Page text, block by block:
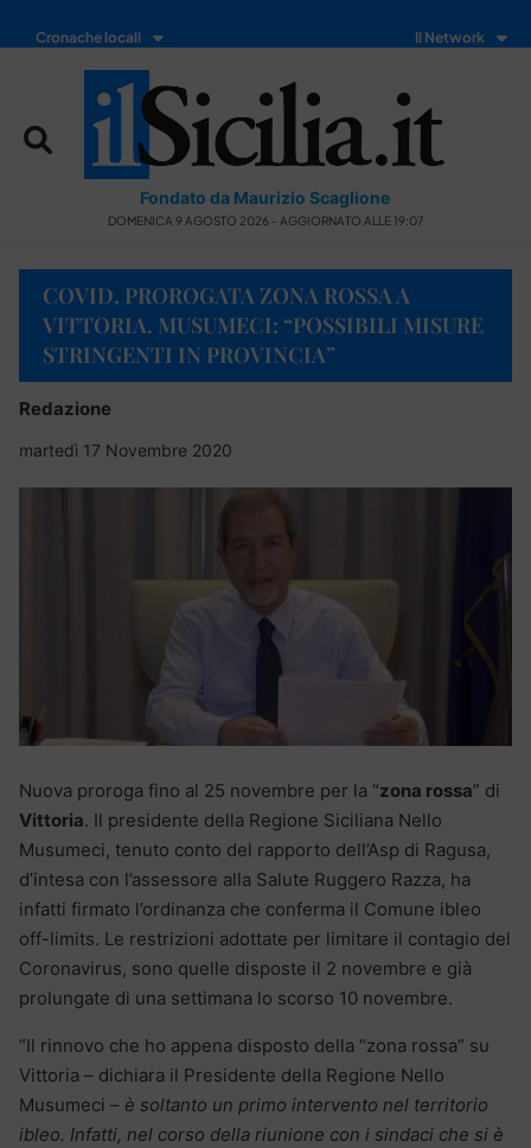
Cronache locali Il Network
Fondato da Maurizio Scaglione
DOMENICA 9 AGOSTO 2026 - AGGIORNATO ALLE 19:07
COVID, PROROGATA ZONA ROSSA A
VITTORIA. MUSUMECI: “POSSIBILI MISURE
STRINGENTI IN PROVINCIA”
Redazione
martedì 17 Novembre 2020
Nuova proroga fino al 25 novembre per la “zona rossa” di
Vittoria. Il presidente della Regione Siciliana Nello
Musumeci, tenuto conto del rapporto dell’Asp di Ragusa,
d’intesa con l’assessore alla Salute Ruggero Razza, ha
infatti firmato l’ordinanza che conferma il Comune ibleo
off-limits. Le restrizioni adottate per limitare il contagio del
Coronavirus, sono quelle disposte il 2 novembre e già
prolungate di una settimana lo scorso 10 novembre.
“Il rinnovo che ho appena disposto della “zona rossa” su
Vittoria – dichiara il Presidente della Regione Nello
Musumeci – è soltanto un primo intervento nel territorio
ibleo. Infatti, nel corso della riunione con i sindaci che si è